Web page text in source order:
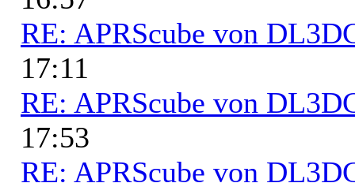
RE: APRScube von
17:11
RE: APRScube von
17:53
RE: APRScube von